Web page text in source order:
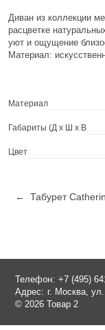
Диван из коллекции
расцветке
уют и ощущение
Материал:
Материал
Габариты (Д х Ш х В
Цвет
← Табурет
Телефон: +7 (495)
Адрес: г. Москва,
© 2026 Товар 2